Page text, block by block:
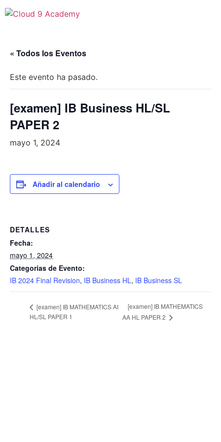
« Todos los Eventos
Este evento ha pasado.
[examen] IB Business HL/SL
PAPER 2
mayo 1, 2024
Añadir al calendario
DETALLES
Fecha:
mayo 1, 2024
Categorías de Evento:
IB 2024 Final Revision, IB Business HL, IB Business SL
[examen] IB MATHEMATICS AI
HL/SL PAPER 1
[examen] IB MATHEMATICS
AA HL PAPER 2